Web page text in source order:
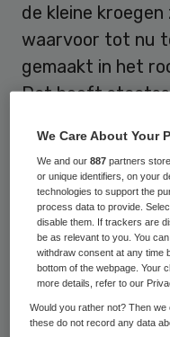
de kleine
waarvoor tot nu
gemaakt in het
Dat heeft
bekendgemaakt.
Aanleiding voor
van de Hoge
bepaalde dat de
kleine cafés
het gerechtshof
We Care About Your
We and our887 partners
or unique identifiers, on your
technologies to support the
process data to provide.
disable them. If trackers are
be as relevant to you. You
withdraw consent at any time
bottom of the webpage. Your
more details, refer to our
Would you rather not? Then we
these do not record any data